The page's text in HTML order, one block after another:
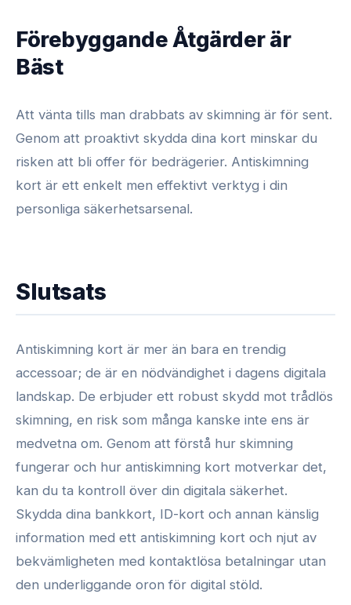
Förebyggande Åtgärder är
Bäst
Att vänta tills man drabbats av skimning är för sent.
Genom att proaktivt skydda dina kort minskar du
risken att bli offer för bedrägerier. Antiskimning
kort är ett enkelt men effektivt verktyg i din
personliga säkerhetsarsenal.
Slutsats
Antiskimning kort är mer än bara en trendig
accessoar; de är en nödvändighet i dagens digitala
landskap. De erbjuder ett robust skydd mot trådlös
skimning, en risk som många kanske inte ens är
medvetna om. Genom att förstå hur skimning
fungerar och hur antiskimning kort motverkar det,
kan du ta kontroll över din digitala säkerhet.
Skydda dina bankkort, ID-kort och annan känslig
information med ett antiskimning kort och njut av
bekvämligheten med kontaktlösa betalningar utan
den underliggande oron för digital stöld.